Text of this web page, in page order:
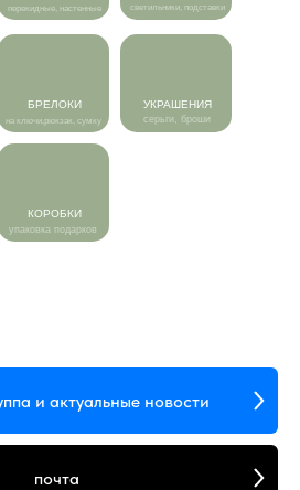
УКРАШЕНИЯ
серьги, броши
перекидные, настенные
БРЕЛОКИ
на ключи,рюкзак, сумку
КОРОБКИ
упаковка подарков
светильники, подставки
и актуальные новости
почта